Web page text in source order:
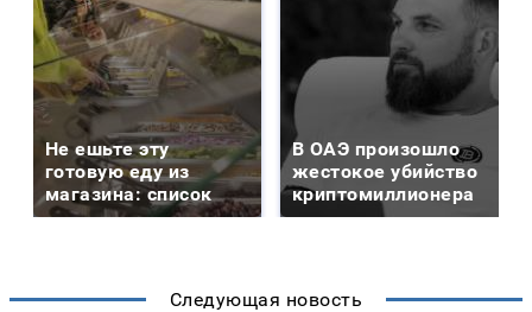
Не ешьте эту
готовую еду из
магазина: список
В ОАЭ произошло
жестокое убийство
криптомиллионера
Следующая новость